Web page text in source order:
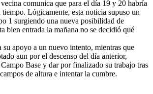
comunica que para el día 19 y 20 habría
tiempo. Lógicamente, esta noticia supuso un
1 surgiendo una nueva posibilidad de
bien entrada la mañana no se decidió qué
apoyo a un nuevo intento, mientras que
aun por el descenso del día anterior,
Base y dar por finalizado su trabajo tras
de altura e intentar la cumbre.